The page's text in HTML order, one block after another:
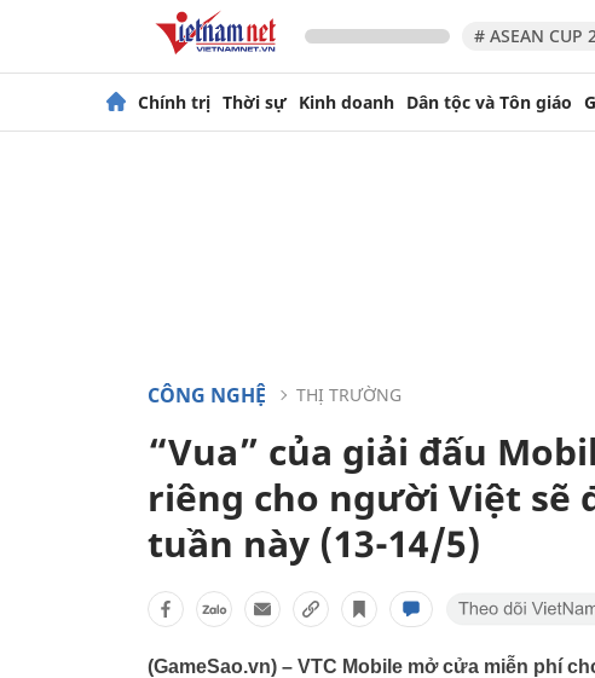
# ASEAN CUP
Chính trị Thời sự Kinh doanh Dân tộc và Tôn giáo
CÔNG NGHỆ THỊ TRƯỜNG
“Vua” của giải đấu
riêng cho người Việt sẽ
tuần này (13-14/5)
(GameSao.vn) – VTC Mobile mở cửa miễn phí